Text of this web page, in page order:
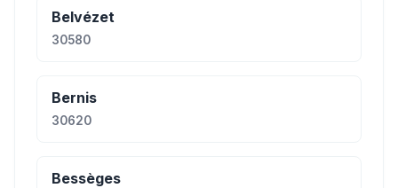
Belvézet
30580
Bernis
30620
Bessèges